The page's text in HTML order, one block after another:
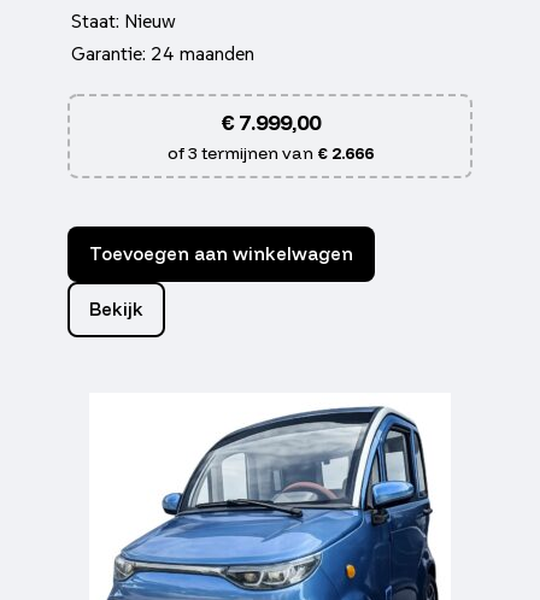
Staat: Nieuw
Garantie: 24 maanden
€7.999,00
of 3 termijnen van € 2.666
Toevoegen aan winkelwagen
Bekijk